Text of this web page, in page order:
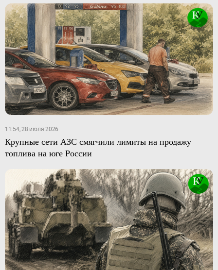
11:54, 28 июля 2026
Крупные сети АЗС смягчили лимиты на продажу
топлива на юге России